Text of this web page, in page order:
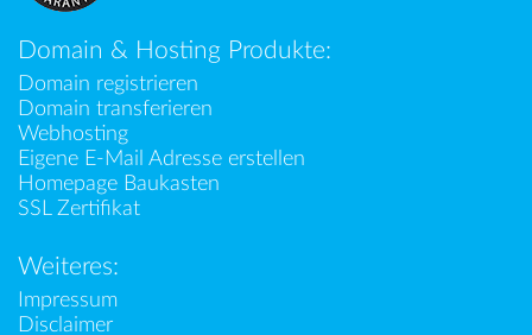
Domain & Hosting Produkte:
Domain registrieren
Domain transferieren
Webhosting
Eigene E-Mail Adresse erstellen
Homepage Baukasten
SSL Zertifikat
Weiteres:
Impressum
Disclaimer